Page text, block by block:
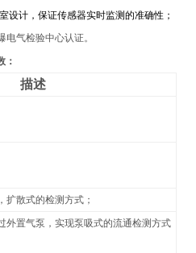
设计，保证传感器实时监测的准确性；
气检验中心认证。
：
描述
扩散式的检测方式；
外置气泵，实现泵吸式的流通检测方式